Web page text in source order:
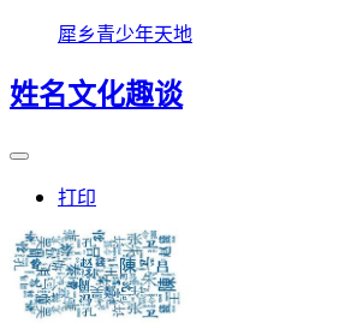
犀乡青少年天地
姓名文化趣谈
打印